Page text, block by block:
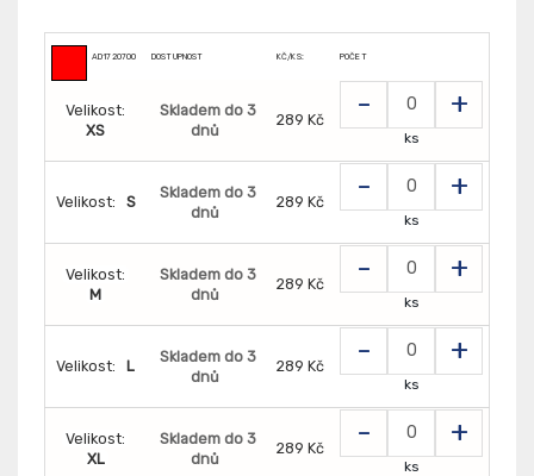
AD1720700 DOSTUPNOST KČ/KS: POČET
Velikost:
XS
Skladem do 3
dnů
289 Kč - +
ks
Velikost: S
Skladem do 3
dnů
289 Kč - +
ks
Velikost:
M
Skladem do 3
dnů
289 Kč - +
ks
Velikost: L
Skladem do 3
dnů
289 Kč - +
ks
Velikost:
XL
Skladem do 3
dnů
289 Kč - +
ks